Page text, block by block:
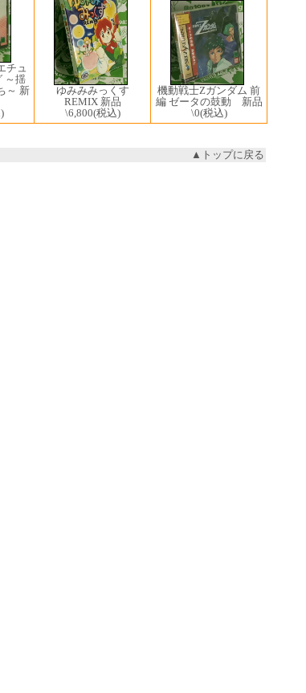
チュ
～揺
～ 新
ゆみみみっくす
REMIX 新品
\6,800(税込)
機動戦士Zガンダム 前
編 ゼータの鼓動 新品
\0(税込)
▲トップに戻る